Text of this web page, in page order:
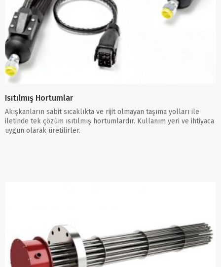
Isıtılmış Hortumlar
Akışkanların sabit sıcaklıkta ve rijit olmayan taşıma yolları ile
iletinde tek çözüm ısıtılmış hortumlardır. Kullanım yeri ve ihtiyaca
uygun olarak üretilirler.